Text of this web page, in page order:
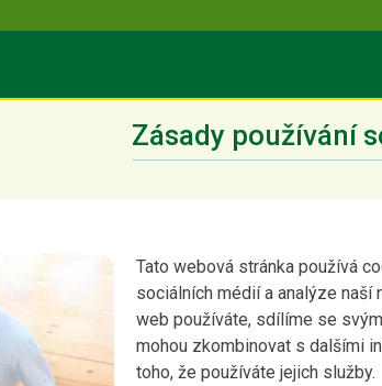
Zásady používání
Tato webová stránka používá
sociálních médií a analýze naší
web používáte, sdílíme se
mohou zkombinovat s dalšími
toho, že používáte jejich služby.